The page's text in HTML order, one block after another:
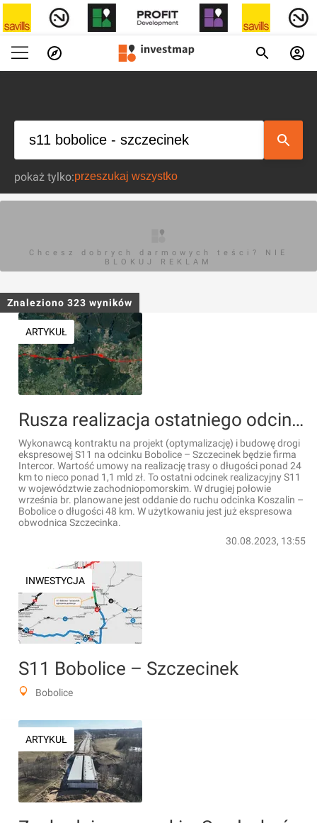
pokaż tylko:
Chcesz dobrych darmowych teści? NIE
BLOKUJ REKLAM
Znaleziono 323 wyników
ARTYKUŁ
Rusza realizacja ostatniego odcinka drogi ekspresowej S11 w woj. zachodniopomorskim [FILM]
Wykonawcą kontraktu na projekt (optymalizację) i budowę drogi
ekspresowej S11 na odcinku Bobolice – Szczecinek będzie firma
Intercor. Wartość umowy na realizację trasy o długości ponad 24
km to nieco ponad 1,1 mld zł. To ostatni odcinek realizacyjny S11
w województwie zachodniopomorskim. W drugiej połowie
września br. planowane jest oddanie do ruchu odcinka Koszalin –
Bobolice o długości 48 km. W użytkowaniu jest już ekspresowa
obwodnica Szczecinka.
30.08.2023, 13:55
INWESTYCJA
S11 Bobolice – Szczecinek
Bobolice
ARTYKUŁ